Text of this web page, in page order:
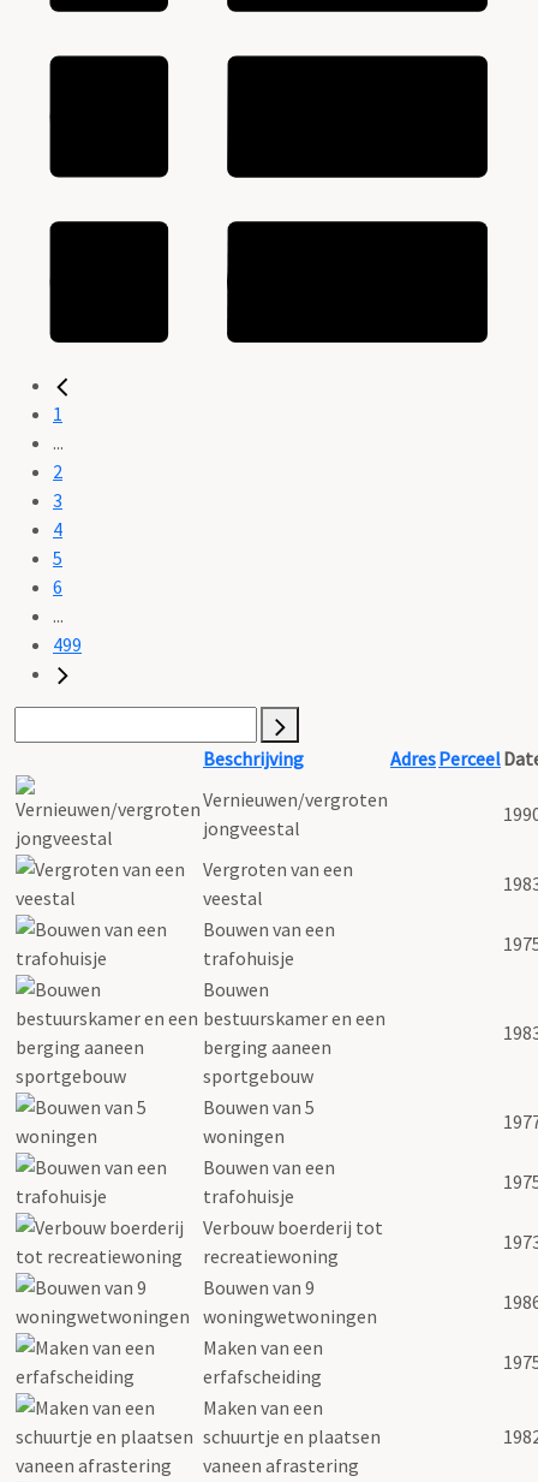
1
...
2
3
4
5
6
...
499
Beschrijving AdresPerceel
Vernieuwen/vergroten
jongveestal
Vergroten van een
veestal
Bouwen van een
trafohuisje
Bouwen
bestuurskamer en een
berging aaneen
sportgebouw
Bouwen van 5
woningen
Bouwen van een
trafohuisje
Verbouw boerderij tot
recreatiewoning
Bouwen van 9
woningwetwoningen
Maken van een
erfafscheiding
Maken van een
schuurtje en plaatsen
vaneen afrastering